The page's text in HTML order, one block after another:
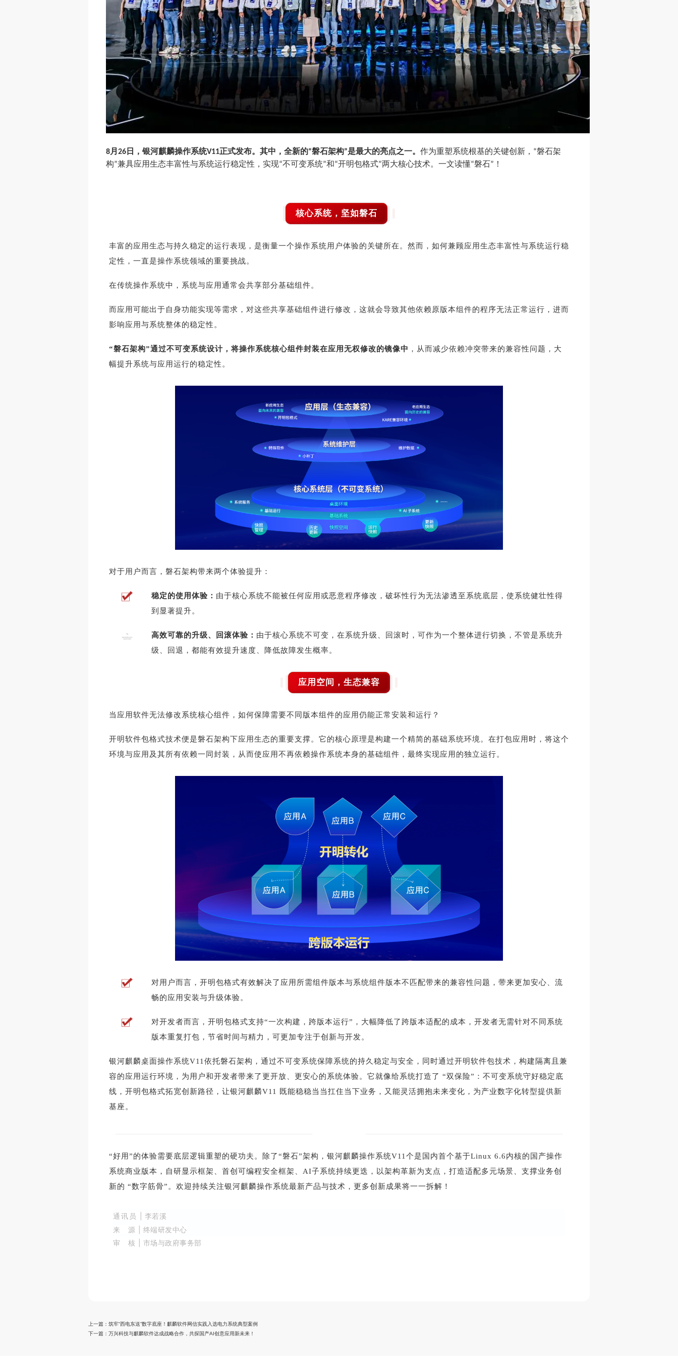
8月 26 日，银河麒麟操作系统V11正式发布。其中，全新的“磐石架构”是最大的亮点之一。 作为重塑系统根基的关键创新， “磐石架
构”兼具应用生态丰富性与系统运行稳定性，实现“不可变系统”和“开明包格式”两大核心技术。一文读懂“磐石” ！
核心系统，坚如磐石
丰富的应用生态与持久稳定的运行表现，是衡量一个操作系统用户体验的关键所在。然而，如何兼顾应用生态丰富性与系统运行稳
定性，一直是操作系统领域的重要挑战。
在传统操作系统中，系统与应用通常会共享部分基础组件。
而应用可能出于自身功能实现等需求，对这些共享基础组件进行修改，这就会导致其他依赖原版本组件的程序无法正常运行，进而
影响应用与系统整体的稳定性。
“磐石架构”通过不可变系统设计，将操作系统核心组件封装在应用无权修改的镜像中 ，从而减少依赖冲突带来的兼容性问题，大
幅提升系统与应用运行的稳定性。
对于用户而言，磐石架构带来两个体验提升：
稳定的使用体验： 由于核心系统不能被任何应用或恶意程序修改，破坏性行为无法渗透至系统底层，使系统健壮性得
到显著提升。
高效可靠的升级、回滚体验： 由于核心系统不可变，在系统升级、回滚时，可作为一个整体进行切换，不管是系统升
级、回退，都能有效提升速度、降低故障发生概率。
应用空间，生态兼容
当应用软件无法修改系统核心组件，如何保障需要不同版本组件的应用仍能正常安装和运行？
开明软件包格式技术便是磐石架构下应用生态的重要支撑。它的核心原理是构建一个精简的基础系统环境。在打包应用时，将这个
环境与应用及其所有依赖一同封装，从而使应用不再依赖操作系统本身的基础组件，最终实现应用的独立运行。
对用户而言，开明包格式有效解决了应用所需组件版本与系统组件版本不匹配带来的兼容性问题，带来更加安心、流
畅的应用安装与升级体验。
对开发者而言，开明包格式支持“一次构建，跨版本运行”，大幅降低了跨版本适配的成本，开发者无需针对不同系统
版本重复打包，节省时间与精力，可更加专注于创新与开发。
银河麒麟桌面操作系统V11依托磐石架构，通过不可变系统保障系统的持久稳定与安全，同时通过开明软件包技术，构建隔离且兼
容的应用运行环境，为用户和开发者带来了更开放、更安心的系统体验。它就像给系统打造了 “双保险”：不可变系统守好稳定底
线，开明包格式拓宽创新路径，让银河麒麟V11 既能稳稳当当扛住当下业务，又能灵活拥抱未来变化，为产业数字化转型提供新
基座。
“好用”的体验需要底层逻辑重塑的硬功夫。除了“磐石”架构，银河麒麟操作系统V11个是国内首个基于Linux 6.6内核的国产操作
系统商业版本，自研显示框架、首创可编程安全框架、AI子系统持续更迭，以架构革新为支点，打造适配多元场景、支撑业务创
新的 “数字筋骨”。欢迎持续关注银河麒麟操作系统最新产品与技术，更多创新成果将一一拆解！
通讯员
| 李若溪
来 源
| 终端研发中心
审 核 | 市场与政府事务部
上一篇： 筑牢“西电东送”数字底座！麒麟软件网信实践入选电力系统典型案例
下一篇： 万兴科技与麒麟软件达成战略合作，共探国产AI创意应用新未来！